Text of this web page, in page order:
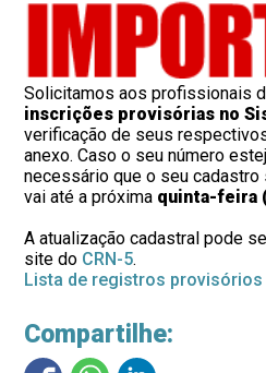
Solicitamos aos profissionais
inscrições provisórias no
verificação de seus
anexo. Caso o seu número
necessário que o seu cadastro
vai até a próxima quinta-feira
A atualização cadastral pode
site do CRN-5.
Lista de registros
Compartilhe: